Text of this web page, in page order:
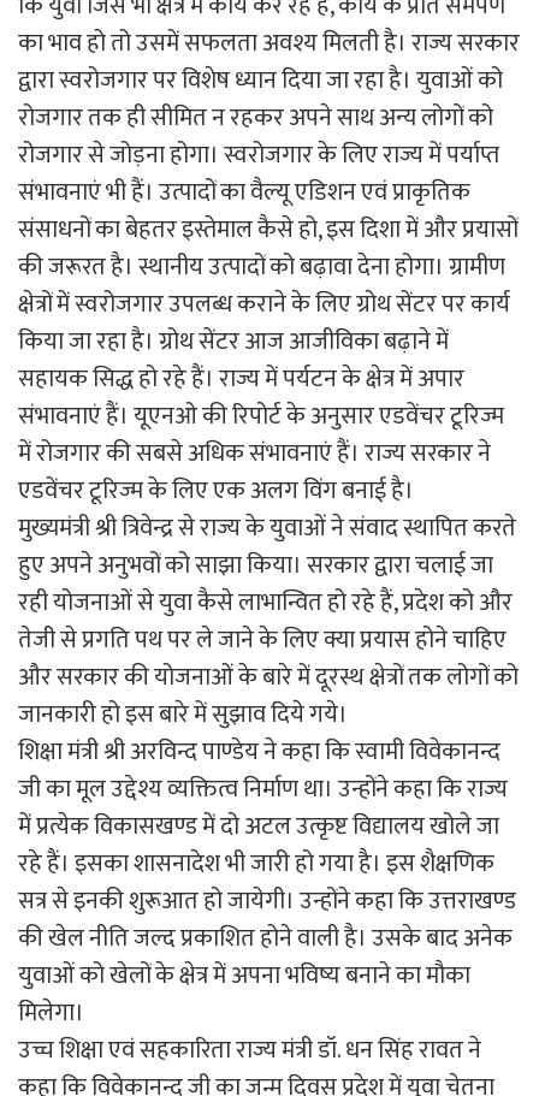
का भाव हो तो उसमें सफलता अवश्य मिलती है। राज्य सरकार
द्वारा स्वरोजगार पर विशेष ध्यान दिया जा रहा है। युवाओं को
रोजगार तक ही सीमित न रहकर अपने साथ अन्य लोगों को
रोजगार से जोड़ना होगा। स्वरोजगार के लिए राज्य में पर्याप्त
संभावनाएं भी हैं। उत्पादों का वैल्यू एडिशन एवं प्राकृतिक
संसाधनों का बेहतर इस्तेमाल कैसे हो, इस दिशा में और प्रयासों
की जरूरत है। स्थानीय उत्पादों को बढ़ावा देना होगा। ग्रामीण
क्षेत्रों में स्वरोजगार उपलब्ध कराने के लिए ग्रोथ सेंटर पर कार्य
किया जा रहा है। ग्रोथ सेंटर आज आजीविका बढ़ाने में
सहायक सिद्ध हो रहे हैं। राज्य में पर्यटन के क्षेत्र में अपार
संभावनाएं हैं। यूएनओ की रिपोर्ट के अनुसार एडवेंचर टूरिज्म
में रोजगार की सबसे अधिक संभावनाएं हैं। राज्य सरकार ने
एडवेंचर टूरिज्म के लिए एक अलग विंग बनाई है।
मुख्यमंत्री श्री त्रिवेन्द्र से राज्य के युवाओं ने संवाद स्थापित करते
हुए अपने अनुभवों को साझा किया। सरकार द्वारा चलाई जा
रही योजनाओं से युवा कैसे लाभान्वित हो रहे हैं, प्रदेश को और
तेजी से प्रगति पथ पर ले जाने के लिए क्या प्रयास होने चाहिए
और सरकार की योजनाओं के बारे में दूरस्थ क्षेत्रों तक लोगों को
जानकारी हो इस बारे में सुझाव दिये गये।
शिक्षा मंत्री श्री अरविन्द पाण्डेय ने कहा कि स्वामी विवेकानन्द
जी का मूल उद्देश्य व्यक्तित्व निर्माण था। उन्होंने कहा कि राज्य
में प्रत्येक विकासखण्ड में दो अटल उत्कृष्ट विद्यालय खोले जा
रहे हैं। इसका शासनादेश भी जारी हो गया है। इस शैक्षणिक
सत्र से इनकी शुरूआत हो जायेगी। उन्होंने कहा कि उत्तराखण्ड
की खेल नीति जल्द प्रकाशित होने वाली है। उसके बाद अनेक
युवाओं को खेलों के क्षेत्र में अपना भविष्य बनाने का मौका
मिलेगा।
उच्च शिक्षा एवं सहकारिता राज्य मंत्री डॉ. धन सिंह रावत ने
कहा कि विवेकानन्द जी का जन्म दिवस प्रदेश में युवा चेतना